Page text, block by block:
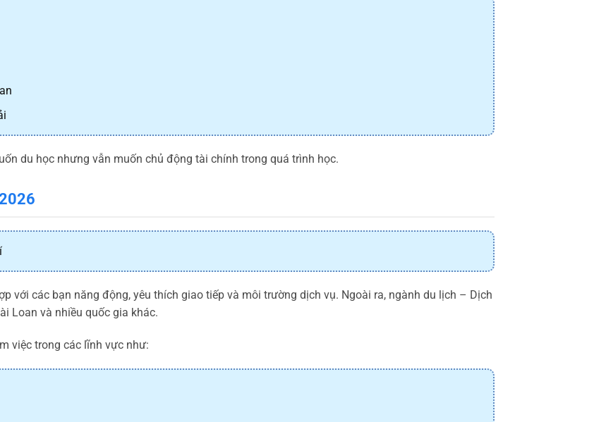
du học nhưng vẫn muốn chủ động tài chính trong quá trình học.
với các bạn năng động, yêu thích giao tiếp và môi trường dịch vụ. Ngoài ra, ngành du lịch – Dịch
Loan và nhiều quốc gia khác.
việc trong các lĩnh vực như: